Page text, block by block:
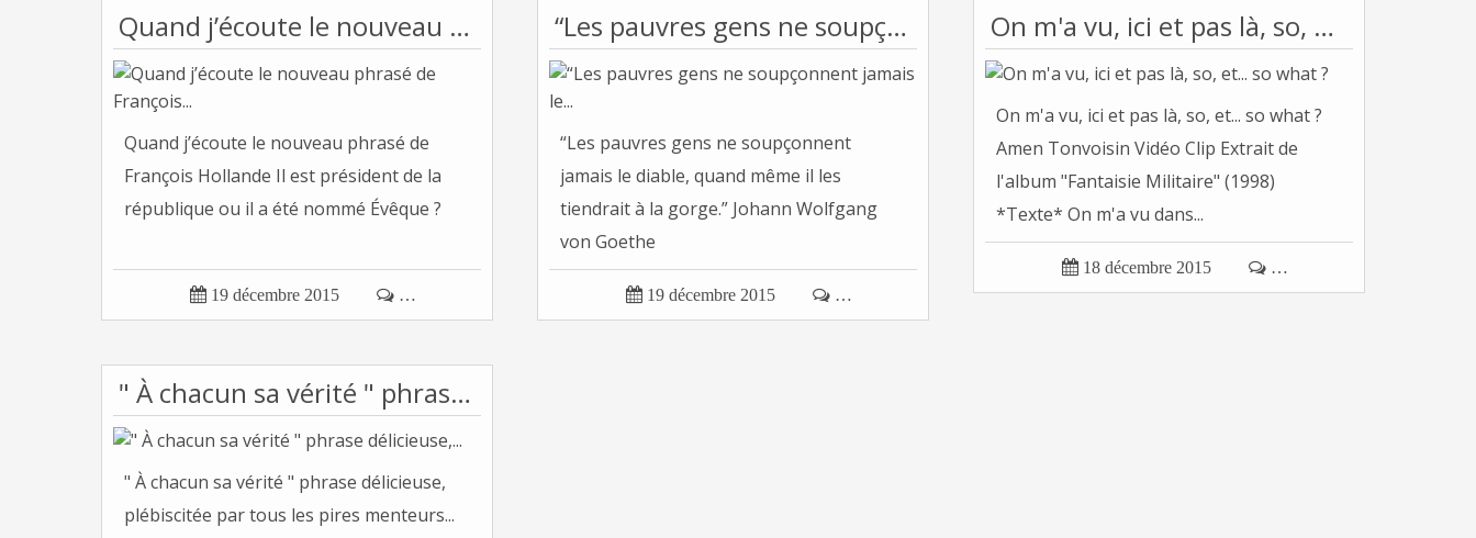
Quand j’écoute le nouveau phrasé de François...
Quand j’écoute le nouveau phrasé de
François Hollande Il est président de la
république ou il a été nommé Évêque ?
 19 décembre 2015  …
“Les pauvres gens ne soupçonnent jamais le...
“Les pauvres gens ne soupçonnent
jamais le diable, quand même il les
tiendrait à la gorge.” Johann Wolfgang
von Goethe
 19 décembre 2015  …
On m'a vu, ici et pas là, so, et... so what ?
On m'a vu, ici et pas là, so, et... so what ?
Amen Tonvoisin Vidéo Clip Extrait de
l'album "Fantaisie Militaire" (1998)
*Texte* On m'a vu dans...
 18 décembre 2015  …
" À chacun sa vérité " phrase délicieuse,...
" À chacun sa vérité " phrase délicieuse,
plébiscitée par tous les pires menteurs...